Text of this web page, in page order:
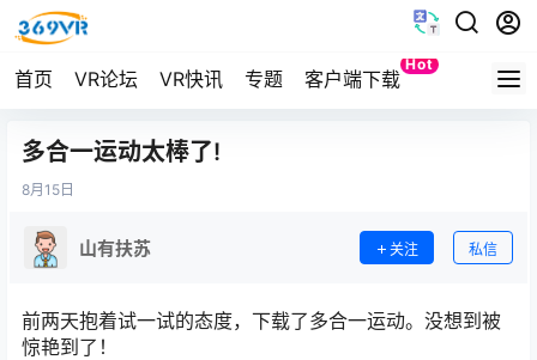
首页 VR论坛 VR快讯 专题 客户端下载
Hot
Quest
多合一运动太棒了!
8月 15日
山有扶苏 关注 私信
前两天抱着试一试的态度，下载了多合一运动。没想到被
惊艳到了！